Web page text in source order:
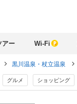
アー Wi-Fi
黒川温泉・杖立温泉
グルメ ショッピング